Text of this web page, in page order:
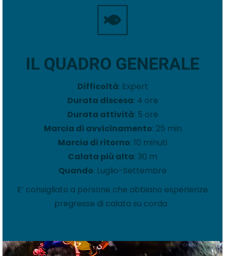
IL QUADRO GENERALE
Difficoltà: Expert
Durata discesa: 4 ore
Durata attività: 5 ore
Marcia di avvicinamento: 25 min
Marcia di ritorno: 10 minuti
Calata più alta: 30 m
Quando: Luglio-Settembre
E’ consigliato a persone che abbiano esperienze
pregresse di calata su corda .